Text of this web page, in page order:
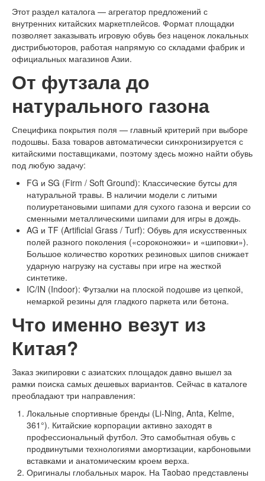
Этот раздел каталога — агрегатор предложений с
внутренних китайских маркетплейсов. Формат площадки
позволяет заказывать игровую обувь без наценок локальных
дистрибьюторов, работая напрямую со складами фабрик и
официальных магазинов Азии.
От футзала до
натурального газона
Специфика покрытия поля — главный критерий при выборе
подошвы. База товаров автоматически синхронизируется с
китайскими поставщиками, поэтому здесь можно найти обувь
под любую задачу:
FG и SG (Firm / Soft Ground): Классические бутсы для
натуральной травы. В наличии модели с литыми
полиуретановыми шипами для сухого газона и версии со
сменными металлическими шипами для игры в дождь.
AG и TF (Artificial Grass / Turf): Обувь для искусственных
полей разного поколения («сороконожки» и «шиповки»).
Большое количество коротких резиновых шипов снижает
ударную нагрузку на суставы при игре на жесткой
синтетике.
IC/IN (Indoor): Футзалки на плоской подошве из цепкой,
немаркой резины для гладкого паркета или бетона.
Что именно везут из
Китая?
Заказ экипировки с азиатских площадок давно вышел за
рамки поиска самых дешевых вариантов. Сейчас в каталоге
преобладают три направления:
Локальные спортивные бренды (Li-Ning, Anta, Kelme,
361°). Китайские корпорации активно заходят в
профессиональный футбол. Это самобытная обувь с
продвинутыми технологиями амортизации, карбоновыми
вставками и анатомическим кроем верха.
Оригиналы глобальных марок. На Taobao представлены